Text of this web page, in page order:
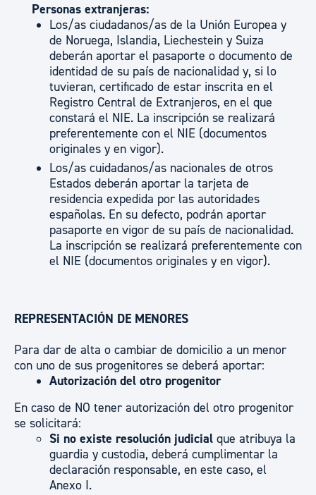
Personas extranjeras:
Los/as ciudadanos/as de la Unión Europea y
de Noruega, Islandia, Liechestein y Suiza
deberán aportar el pasaporte o documento de
identidad de su país de nacionalidad y, si lo
tuvieran, certificado de estar inscrita en el
Registro Central de Extranjeros, en el que
constará el NIE. La inscripción se realizará
preferentemente con el NIE (documentos
originales y en vigor).
Los/as cuidadanos/as nacionales de otros
Estados deberán aportar la tarjeta de
residencia expedida por las autoridades
españolas. En su defecto, podrán aportar
pasaporte en vigor de su país de nacionalidad.
La inscripción se realizará preferentemente con
el NIE (documentos originales y en vigor).
REPRESENTACIÓN DE MENORES
Para dar de alta o cambiar de domicilio a un menor
con uno de sus progenitores se deberá aportar:
Autorización del otro progenitor
En caso de NO tener autorización del otro progenitor
se solicitará:
Si no existe resolución judicial que atribuya la
guardia y custodia, deberá cumplimentar la
declaración responsable, en este caso, el
Anexo I.